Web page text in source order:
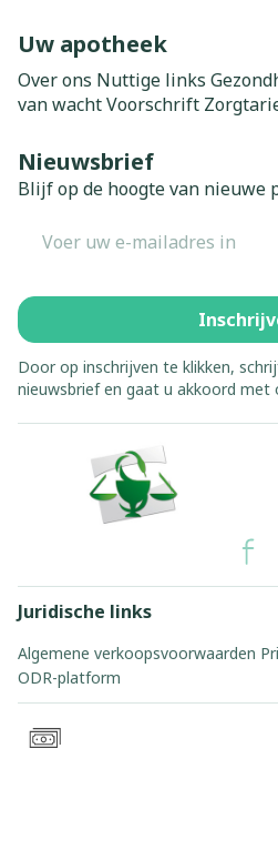
Uw apotheek
Over ons Nuttige links
van wachtVoorschrift
Nieuwsbrief
Blijf op de hoogte van nieuwe
Door op inschrijven te klikken,
nieuwsbrief en gaat u akkoord met
Juridische links
Algemene verkoopsvoorwaarden
ODR-platform